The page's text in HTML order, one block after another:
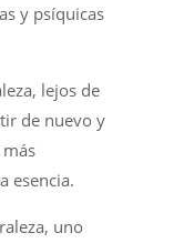
y psíquicas
lejos de
de nuevo y
esencia.
uno